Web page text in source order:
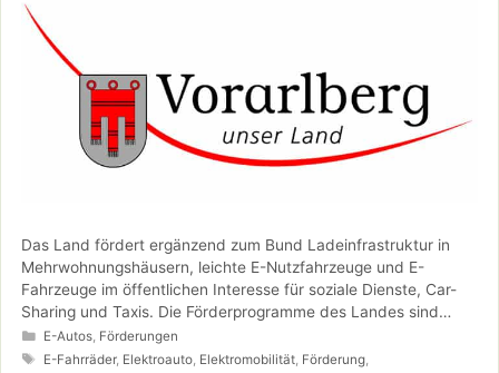
Das Land fördert ergänzend zum Bund Ladeinfrastruktur in
Mehrwohnungshäusern, leichte E-Nutzfahrzeuge und E-
Fahrzeuge im öffentlichen Interesse für soziale Dienste, Car-
Sharing und Taxis. Die Förderprogramme des Landes sind
beschlossen, bis Ende 2022 in Kraft und können zusätzlich zur
Förderung des Bundes in Anspruch genommen werden.
Kategorien
E-Autos, Förderungen
Schlagwörter
E-Fahrräder, Elektroauto, Elektromobilität, Förderung,